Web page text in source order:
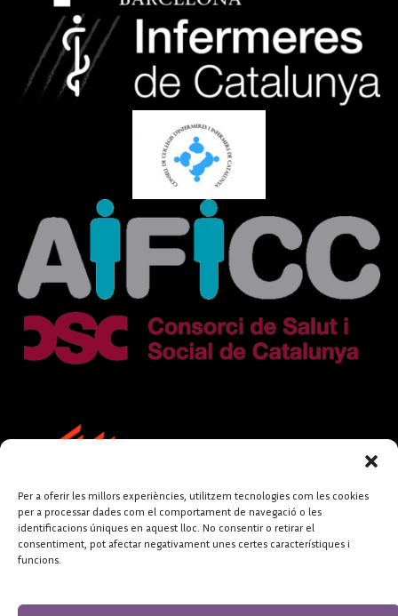
Per a oferir les millors experiències, utilitzem tecnologies com les cookies
per a processar dades com el comportament de navegació o les
identificacions úniques en aquest lloc. No consentir o retirar el
consentiment, pot afectar negativament unes certes característiques i
funcions.
FUNDACIÓ